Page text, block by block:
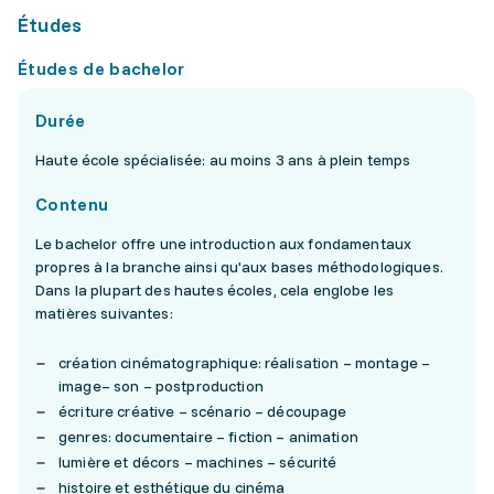
Études
Études de bachelor
Durée
Haute école spécialisée: au moins 3 ans à plein temps
Contenu
Le bachelor offre une introduction aux fondamentaux
propres à la branche ainsi qu'aux bases méthodologiques.
Dans la plupart des hautes écoles, cela englobe les
matières suivantes:
création cinématographique: réalisation – montage –
image– son – postproduction
écriture créative – scénario – découpage
genres: documentaire – fiction – animation
lumière et décors – machines – sécurité
histoire et esthétique du cinéma